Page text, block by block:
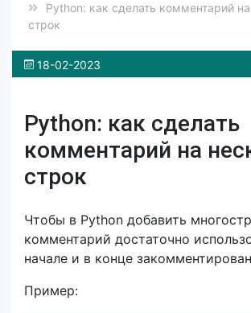
Python: как сделать комментарий
строк
18-02-2023
Python: как сделать
комментарий на
строк
Чтобы в Python добавить
комментарий достаточно
начале и в конце
Пример: